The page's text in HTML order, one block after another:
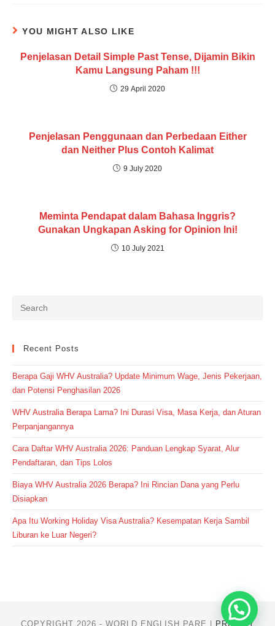
YOU MIGHT ALSO LIKE
Penjelasan Detail Simple Past Tense, Dijamin Bikin
Kamu Langsung Paham !!!
29 April 2020
Penjelasan Penggunaan dan Perbedaan Either
dan Neither Plus Contoh Kalimat
9 July 2020
Meminta Pendapat dalam Bahasa Inggris?
Gunakan Ungkapan Asking for Opinion Ini!
10 July 2021
Recent Posts
Berapa Gaji WHV Australia? Update Minimum Wage, Jenis Pekerjaan,
dan Potensi Penghasilan 2026
WHV Australia Berapa Lama? Ini Durasi Visa, Masa Kerja, dan Aturan
Perpanjangannya
Cara Daftar WHV Australia 2026: Panduan Lengkap Syarat, Alur
Pendaftaran, dan Tips Lolos
Biaya WHV Australia 2026 Berapa? Ini Rincian Dana yang Perlu
Disiapkan
Apa Itu Working Holiday Visa Australia? Kesempatan Kerja Sambil
Liburan ke Luar Negeri?
COPYRIGHT 2026 - WORLD ENGLISH PARE | PRIVACY